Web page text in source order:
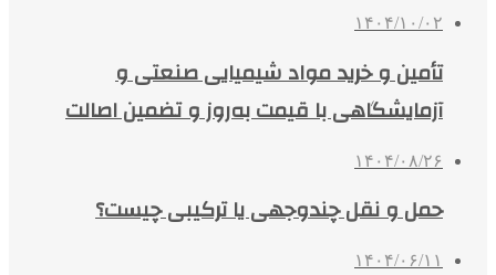
۱۴۰۴/۱۰/۰۲
تأمین و خرید مواد شیمیایی صنعتی و
آزمایشگاهی با قیمت به‌روز و تضمین اصالت
۱۴۰۴/۰۸/۲۶
حمل و نقل چندوجهی یا ترکیبی چیست؟
۱۴۰۴/۰۶/۱۱